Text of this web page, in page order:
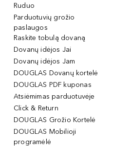
Ruduo
Parduotuvių grožio
paslaugos
Raskite tobulą dovaną
Dovanų idėjos Jai
Dovanų idėjos Jam
DOUGLAS Dovanų kortelė
DOUGLAS PDF kuponas
Atsiėmimas parduotuvėje
Click & Return
DOUGLAS Grožio Kortelė
DOUGLAS Mobilioji
programėlė